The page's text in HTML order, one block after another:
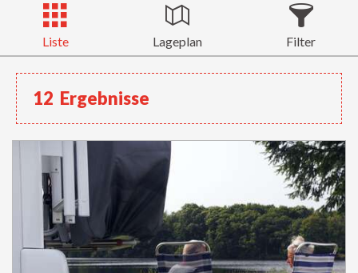
Liste Lageplan Filter
12 Ergebnisse